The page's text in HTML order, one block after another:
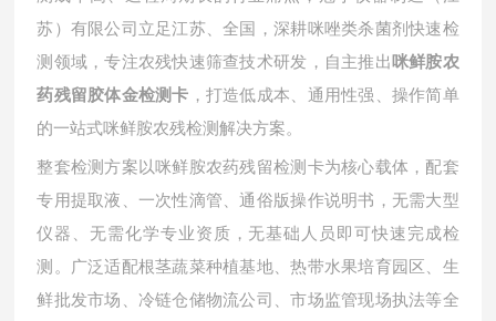
苏）有限公司立足江苏、全国，深耕咪唑类杀菌剂快速检
测领域，专注农残快速筛查技术研发，自主推出 咪鲜胺农
药残留胶体金检测卡 ，打造低成本、通用性强、操作简单
的一站式咪鲜胺农残检测解决方案。
整套检测方案以咪鲜胺农药残留检测卡为核心载体，配套
专用提取液、一次性滴管、通俗版操作说明书，无需大型
仪器、无需化学专业资质，无基础人员即可快速完成检
测。广泛适配根茎蔬菜种植基地、热带水果培育园区、生
鲜批发市场、冷链仓储物流公司、市场监管现场执法等全